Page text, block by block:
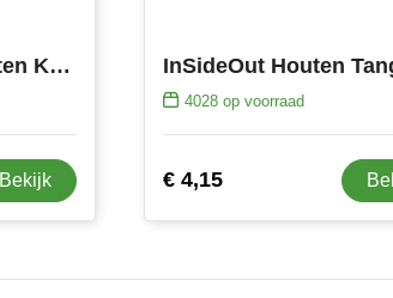
InSideOut FSC Houten Kubus think iq puzzel
Bekijk
4028 op voorraad
€ 4,15